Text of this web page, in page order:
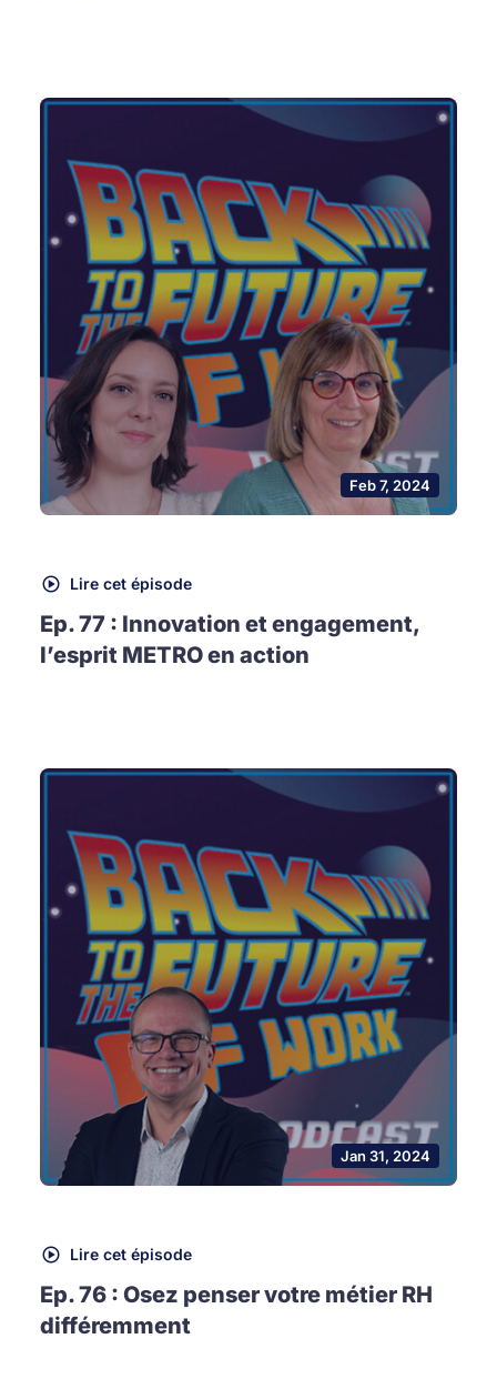
Feb 7, 2024
Lire cet épisode
Ep. 77 : Innovation et engagement,
l’esprit METRO en action
Jan 31, 2024
Lire cet épisode
Ep. 76 : Osez penser votre métier RH
différemment